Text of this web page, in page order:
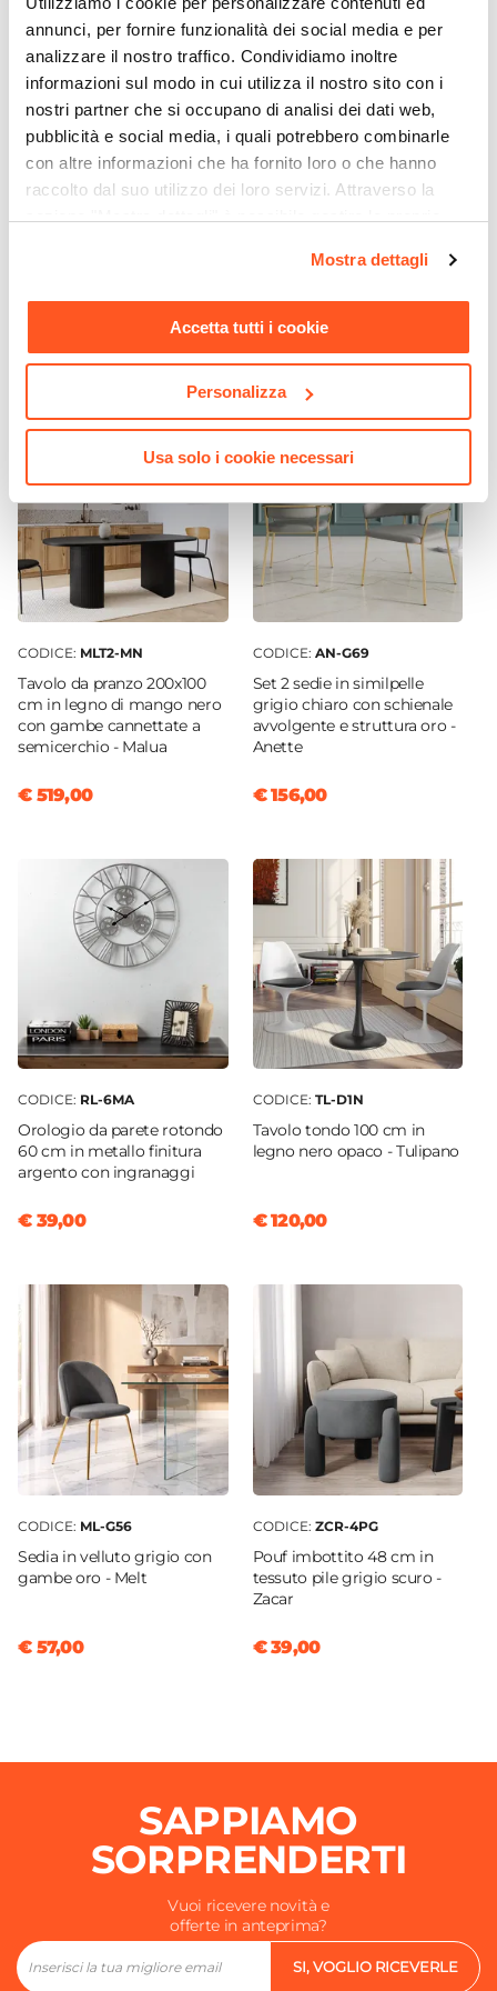
annunci, per fornire funzionalità dei social media e per
analizzare il nostro traffico. Condividiamo inoltre
informazioni sul modo in cui utilizza il nostro sito con i
nostri partner che si occupano di analisi dei dati web,
pubblicità e social media, i quali potrebbero combinarle
con altre informazioni che ha fornito loro o che hanno
raccolto dal suo utilizzo dei loro servizi. Attraverso la
momento. Per maggiori informazioni si invita a leggere la
Mostra dettagli
Accetta tutti i cookie
Personalizza
Usa solo i cookie necessari
176 x 94 x 41h cm
CODICE:ML-A18
acciaio nero - Multipla
€ 72,00
CODICE:ZMA-M4N
Madia 160x80h cm nero
ante - Zimma
CODICE: MLT2-MN
Tavolo da pranzo 200x100
cm in legno di mango nero
con gambe cannettate a
semicerchio - Malua
€ 519,00
CODICE: AN-G69
Set 2 sedie in similpelle
grigio chiaro con schienale
avvolgente e struttura oro -
Anette
€ 156,00
CODICE: RL-6MA
Orologio da parete rotondo
60 cm in metallo finitura
argento con ingranaggi
€ 39,00
CODICE: TL-D1N
Tavolo tondo 100 cm in
legno nero opaco - Tulipano
€ 120,00
CODICE: ML-G56
Sedia in velluto grigio con
gambe oro - Melt
€ 57,00
CODICE: ZCR-4PG
Pouf imbottito 48 cm in
tessuto pile grigio scuro -
Zacar
€ 39,00
SAPPIAMO
SORPRENDERTI
Vuoi ricevere novità e
offerte in anteprima?
SI, VOGLIO RICEVERLE